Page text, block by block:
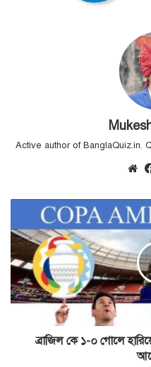
Active author of BanglaQuiz.in.
১-০
হারিয়ে
২০২১
কোপা
আর্জেন্টিনাব্রাজিল কে ১-০ গোলে